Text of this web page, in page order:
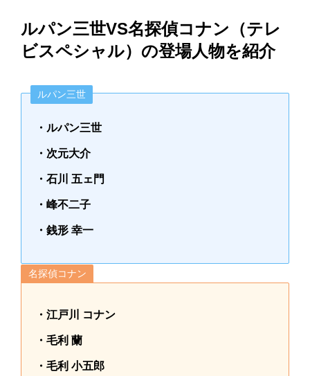
ルパン三世VS名探偵コナン（テレ
ビスペシャル）の登場人物を紹介
ルパン三世
・ルパン三世
・次元大介
・石川 五ェ門
・峰不二子
・銭形 幸一
名探偵コナン
・江戸川 コナン
・毛利 蘭
・毛利 小五郎